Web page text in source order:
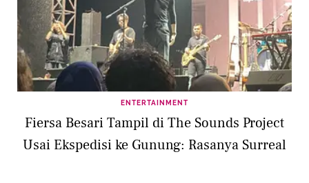
ENTERTAINMENT
Fiersa Besari Tampil di The Sounds Project
Usai Ekspedisi ke Gunung: Rasanya Surreal